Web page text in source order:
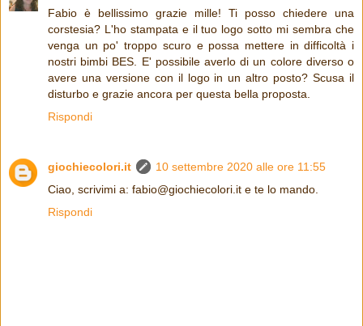
Fabio è bellissimo grazie mille! Ti posso chiedere una
corstesia? L'ho stampata e il tuo logo sotto mi sembra che
venga un po' troppo scuro e possa mettere in difficoltà i
nostri bimbi BES. E' possibile averlo di un colore diverso o
avere una versione con il logo in un altro posto? Scusa il
disturbo e grazie ancora per questa bella proposta.
Rispondi
giochiecolori.it
10 settembre 2020 alle ore 11:55
Ciao, scrivimi a: fabio@giochiecolori.it e te lo mando.
Rispondi